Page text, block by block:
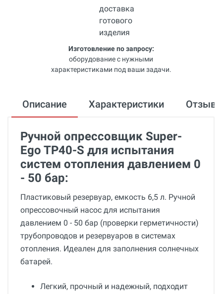
Изготовление по запросу:
оборудование с нужными
характеристиками под ваши задачи.
Описание Характеристики
Ручной опрессовщик Super-
Ego TP40-S для испытания
систем отопления давлением 0
- 50 бар:
Пластиковый резервуар, емкость 6,5 л. Ручной
опрессовочный насос для испытания
давлением 0 - 50 бар (проверки герметичности)
трубопроводов и резервуаров в системах
отопления. Идеален для заполнения солнечных
батарей.
Легкий, прочный и надежный, подходит